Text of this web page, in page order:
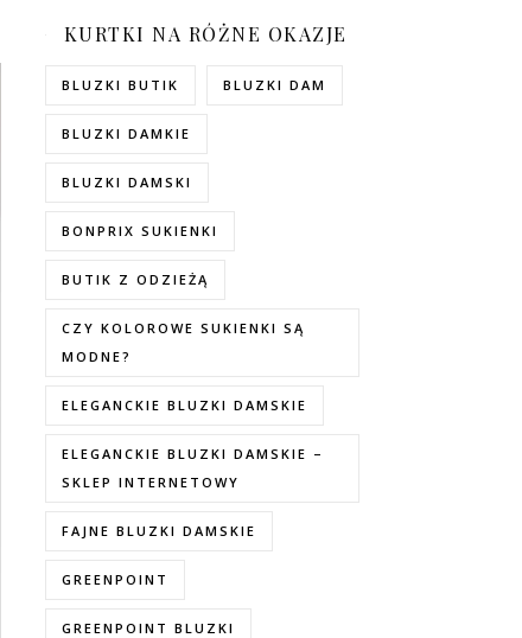
KURTKI NA RÓŻNE OKAZJE
BLUZKI BUTIK BLUZKI DAM
BLUZKI DAMKIE
BLUZKI DAMSKI
BONPRIX SUKIENKI
BUTIK Z ODZIEŻĄ
CZY KOLOROWE SUKIENKI SĄ
MODNE?
ELEGANCKIE BLUZKI DAMSKIE
ELEGANCKIE BLUZKI DAMSKIE –
SKLEP INTERNETOWY
FAJNE BLUZKI DAMSKIE
GREENPOINT
GREENPOINT BLUZKI